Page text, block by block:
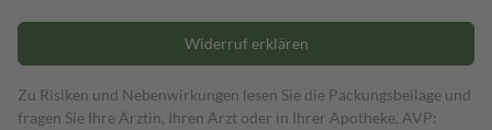
Widerruf erklären
Zu Risiken und Nebenwirkungen lesen Sie die Packungsbeilage und
fragen Sie Ihre Ärztin, Ihren Arzt oder in Ihrer Apotheke. AVP: